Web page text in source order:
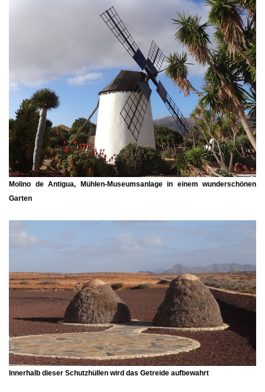
Molino de Antigua, Mühlen-Museumsanlage in einem wunderschönen
Garten
Innerhalb dieser Schutzhüllen wird das Getreide aufbewahrt